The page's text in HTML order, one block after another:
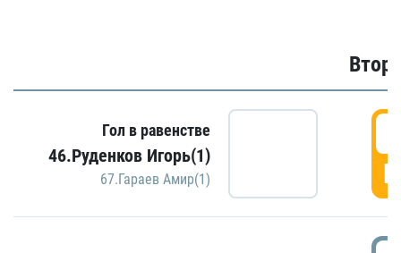
Гол в равенстве
46.Руденков Игорь(1)
67.Гараев Амир(1)